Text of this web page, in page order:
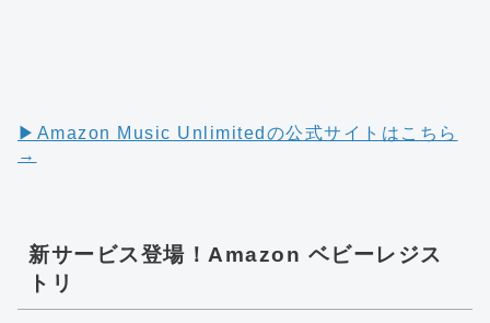
▶︎Amazon Music Unlimitedの公式サイトはこちら
→
新サービス登場！Amazon ベビーレジス
トリ